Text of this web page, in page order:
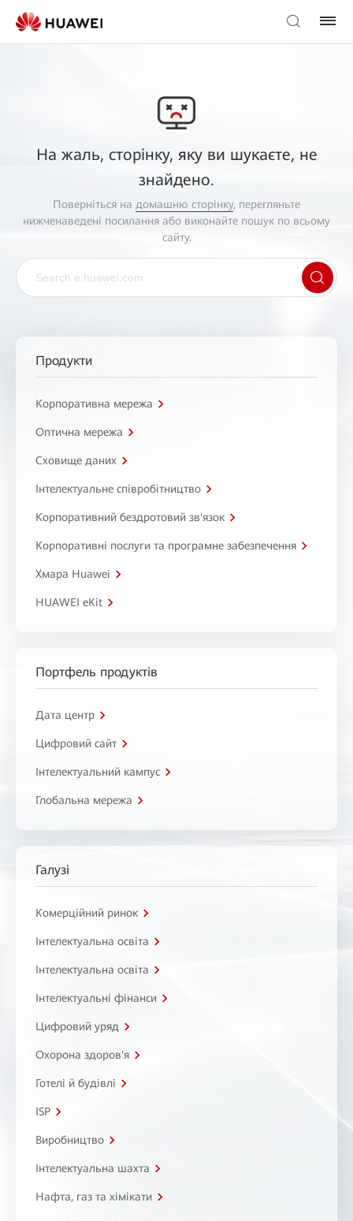
На жаль, сторінку, яку ви шукаєте, не
знайдено.
Поверніться на домашню сторінку, перегляньте
нижченаведені посилання або виконайте пошук по всьому
сайту.
Продукти
Корпоративна мережа
Оптична мережа
Сховище даних
Інтелектуальне співробітництво
Корпоративний бездротовий зв'язок
Корпоративні послуги та програмне забезпечення
Хмара Huawei
HUAWEI eKit
Портфель продуктів
Дата центр
Цифровий сайт
Інтелектуальний кампус
Глобальна мережа
Галузі
Комерційний ринок
Інтелектуальна освіта
Інтелектуальна освіта
Інтелектуальні фінанси
Цифровий уряд
Охорона здоров'я
Готелі й будівлі
ISP
Виробництво
Інтелектуальна шахта
Нафта, газ та хімікати